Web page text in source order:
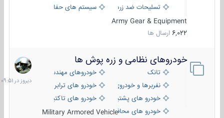
تسلیحات ضد زره
سیستم های حفاظت فعال
Army Gear & Equipment
6,022 ارسال ها
خودروهای نظامی و زره پوش ها
تانک
خودروهای مهندسی
نفربرها و خودروی های رزمی پیاده نظام
خودرو های ترابری نظامی
خودرو های پشتیبانی آتش ، شناسایی و ضد تانک
خودرو های تاکتیکی نظامی
خودرو های محافظت شدهMilitary Armored Vehicle
دیروز
در
09:51